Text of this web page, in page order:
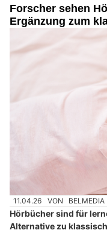
Forscher sehen
Ergänzung zum
11.04.26 VON BELMEDIA
Hörbücher sind für
Alternative zu